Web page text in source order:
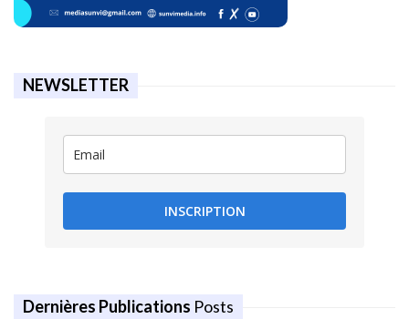
NEWSLETTER
INSCRIPTION
Dernières Publications Posts